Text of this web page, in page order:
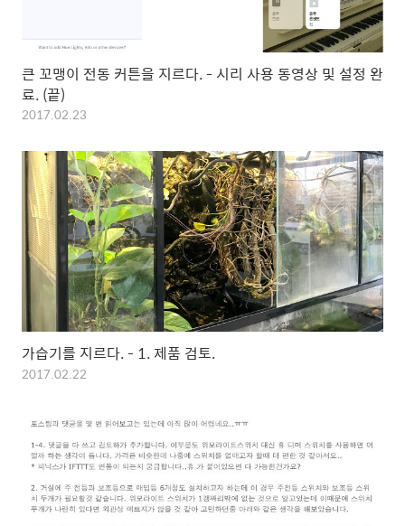
큰 꼬맹이 전동 커튼을 지르다. - 시리 사용 동영상 및 설정 완
료. (끝)
2017.02.23
가습기를 지르다. - 1. 제품 검토.
2017.02.22